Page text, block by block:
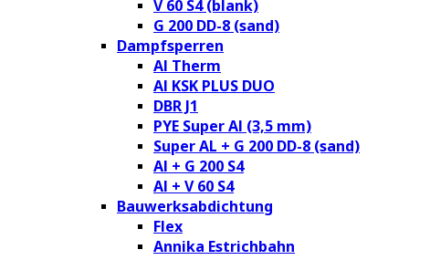
V 60 S4 (blank)
G 200 DD-8 (sand)
Dampfsperren
Al Therm
Al KSK PLUS DUO
DBR J1
PYE Super Al (3,5 mm)
Super AL + G 200 DD-8 (sand)
Al + G 200 S4
Al + V 60 S4
Bauwerksabdichtung
Flex
Annika Estrichbahn